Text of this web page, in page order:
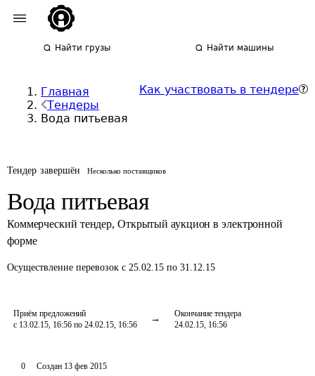
Найти грузы Найти машины
Главная
Тендеры
Вода питьевая
Как участвовать в тендере
Тендер завершён Несколько поставщиков
Вода питьевая
Коммерческий тендер, Открытый аукцион в электронной
форме
Осуществление перевозок с 25.02.15 по 31.12.15
Приём предложений
с 13.02.15, 16:56 по 24.02.15, 16:56
Окончание тендера
24.02.15, 16:56
0 Создан 13 фев 2015